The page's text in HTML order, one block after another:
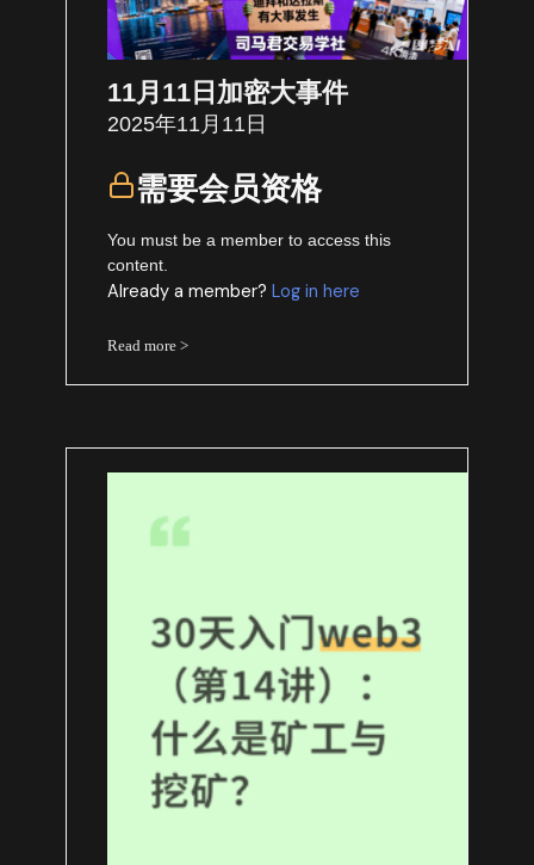
11月11日加密大事件
2025年11月11日
需要会员资格
You must be a member to access this
content.
Already a member?Log in here
Read more >